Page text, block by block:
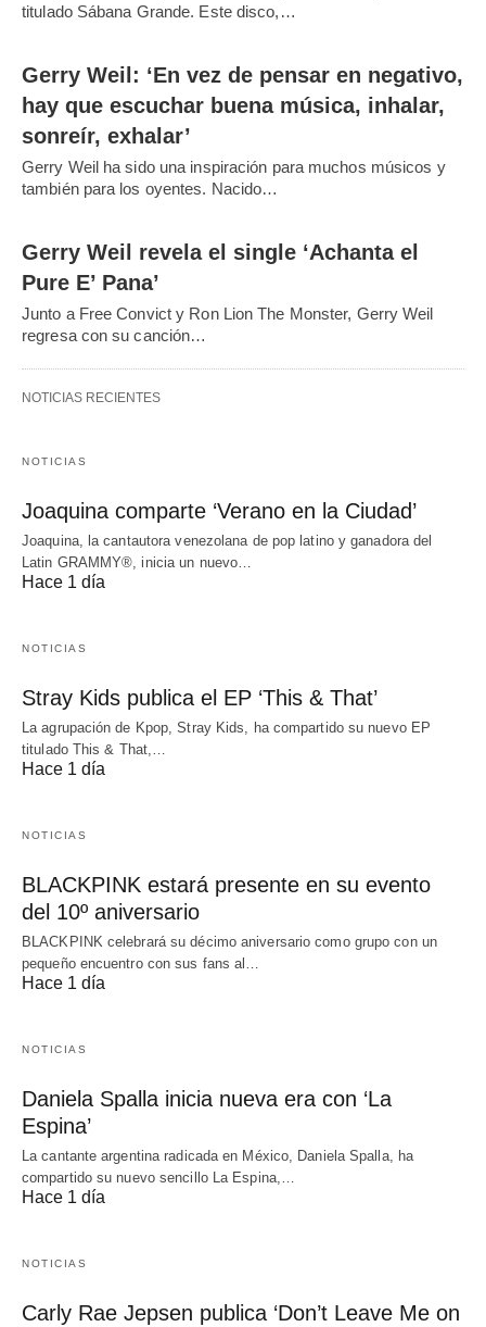
titulado Sábana Grande. Este disco,…
Gerry Weil: ‘En vez de pensar en negativo,
hay que escuchar buena música, inhalar,
sonreír, exhalar’
Gerry Weil ha sido una inspiración para muchos músicos y
también para los oyentes. Nacido…
Gerry Weil revela el single ‘Achanta el
Pure E’ Pana’
Junto a Free Convict y Ron Lion The Monster, Gerry Weil
regresa con su canción…
NOTICIAS RECIENTES
NOTICIAS
Joaquina comparte ‘Verano en la Ciudad’
Joaquina, la cantautora venezolana de pop latino y ganadora del
Latin GRAMMY®, inicia un nuevo…
Hace 1 día
NOTICIAS
Stray Kids publica el EP ‘This & That’
La agrupación de Kpop, Stray Kids, ha compartido su nuevo EP
titulado This & That,…
Hace 1 día
NOTICIAS
BLACKPINK estará presente en su evento
del 10º aniversario
BLACKPINK celebrará su décimo aniversario como grupo con un
pequeño encuentro con sus fans al…
Hace 1 día
NOTICIAS
Daniela Spalla inicia nueva era con ‘La
Espina’
La cantante argentina radicada en México, Daniela Spalla, ha
compartido su nuevo sencillo La Espina,…
Hace 1 día
NOTICIAS
Carly Rae Jepsen publica ‘Don’t Leave Me on